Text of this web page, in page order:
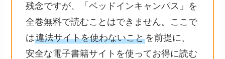
残念ですが、「ベッドインキャンパス」を
全巻無料で読むことはできません。ここで
は違法サイトを使わないことを前提に、
安全な電子書籍サイトを使ってお得に読む